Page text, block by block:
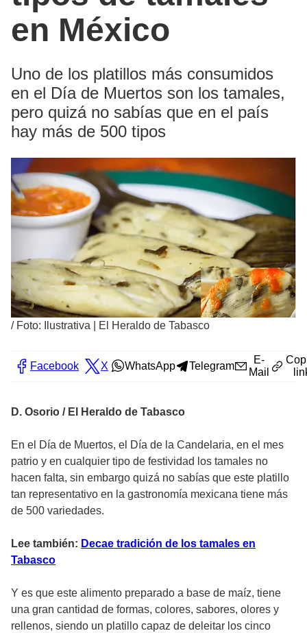
en México
Uno de los platillos más consumidos
en el Día de Muertos son los tamales,
pero quizá no sabías que en el país
hay más de 500 tipos
/ Foto: Ilustrativa | El Heraldo de Tabasco
Facebook X WhatsApp Telegram
E-
Mail
D. Osorio / El Heraldo de Tabasco
En el Día de Muertos, el Día de la Candelaria, en el mes
patrio y en cualquier tipo de festividad los tamales no
hacen falta, sin embargo quizá no sabías que este platillo
tan representativo en la gastronomía mexicana tiene más
de 500 variedades.
Lee también: Decae tradición de los tamales en
Tabasco
Y es que este alimento preparado a base de maíz, tiene
una gran cantidad de formas, colores, sabores, olores y
rellenos, siendo un platillo capaz de deleitar los cinco